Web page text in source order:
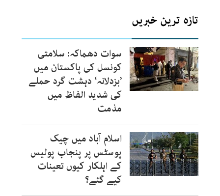
تازہ ترین خبریں
سوات دھماکہ: سلامتی
کونسل کی پاکستان میں
’بزدلانہ‘ دہشت گرد حملے
کی شدید الفاظ میں
مذمت
اسلام آباد میں چیک
پوسٹس پر پنجاب پولیس
کے اہلکار کیوں تعینات
کیے گئے؟